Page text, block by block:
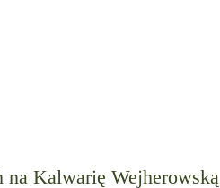
Kalwarię Wejherowską